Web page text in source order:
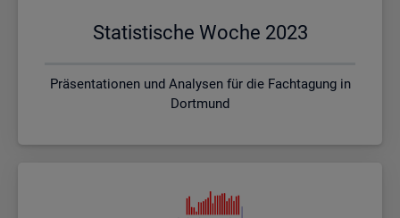
Sta­tis­ti­sche Woche 2023
Präsentationen und Analysen für die Fachtagung in
Dortmund